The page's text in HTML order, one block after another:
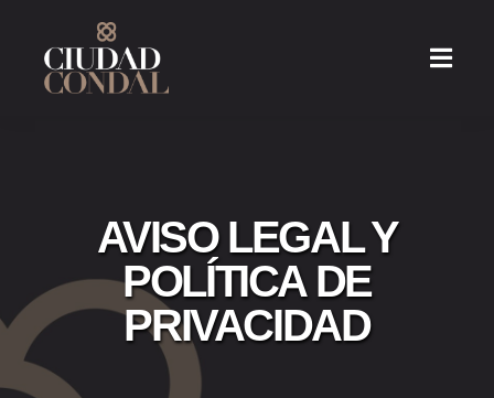
AVISO LEGAL Y
POLÍTICA DE
PRIVACIDAD